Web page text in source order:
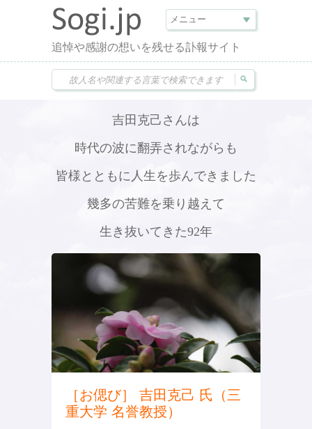
追悼や感謝の想いを残せる訃報サイト
吉田克己さんは
時代の波に翻弄されながらも
皆様とともに人生を歩んできました
幾多の苦難を乗り越えて
生き抜いてきた92年
［お偲び］ 吉田克己 氏（三
重大学 名誉教授）